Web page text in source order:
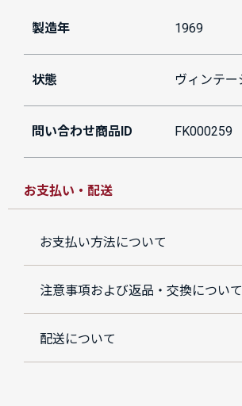
製造年 1969
状態 ヴィンテー
問い合わせ商品ID FK000259
お支払い・配送
お支払い方法について
注意事項および返品・交換について
配送について